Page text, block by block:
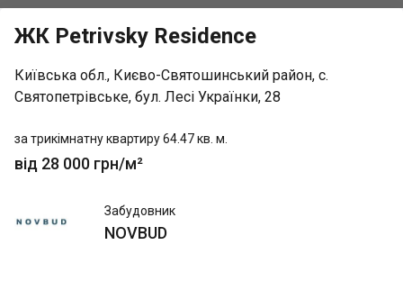
ЖК Petrivsky Residence
Київська обл., Києво-Святошинський район, с.
Святопетрівське, бул. Лесі Українки, 28
за трикімнатну квартиру 64.47 кв. м.
від 28 000 грн/м²
Забудовник
NOVBUD